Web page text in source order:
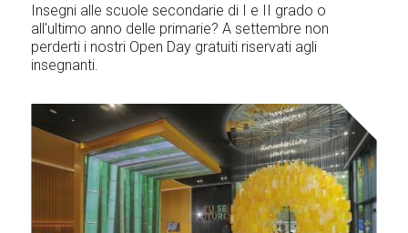
Insegni alle scuole secondarie di I e II grado o
all'ultimo anno delle primarie? A settembre non
perderti i nostri Open Day gratuiti riservati agli
insegnanti.